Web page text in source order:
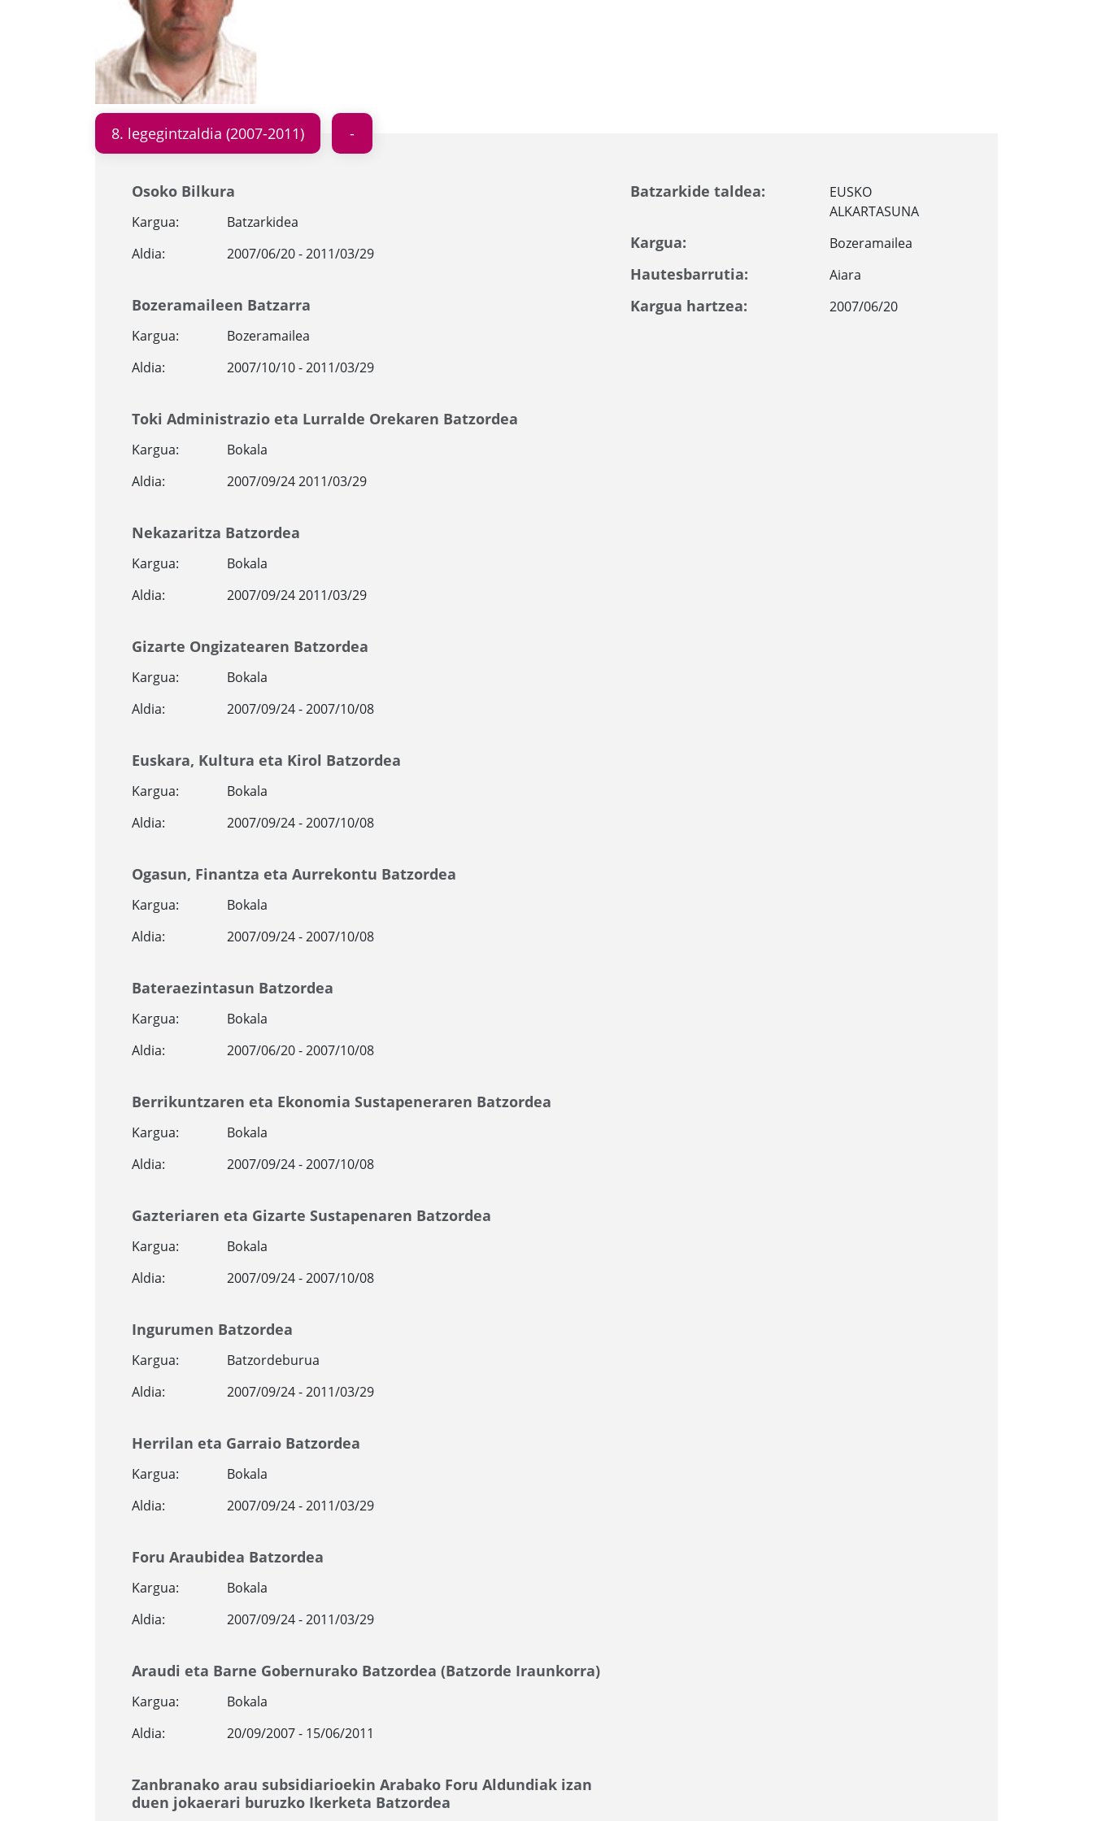
8. legegintzaldia (2007-2011)
Osoko Bilkura
Kargua:
Batzarkidea
Aldia:
2007/06/20 - 2011/03/29
Bozeramaileen Batzarra
Kargua:
Bozeramailea
Aldia:
2007/10/10 - 2011/03/29
Toki Administrazio eta Lurralde Orekaren Batzordea
Kargua:
Bokala
Aldia:
2007/09/24 2011/03/29
Nekazaritza Batzordea
Kargua:
Bokala
Aldia:
2007/09/24 2011/03/29
Gizarte Ongizatearen Batzordea
Kargua:
Bokala
Aldia:
2007/09/24 - 2007/10/08
Euskara, Kultura eta Kirol Batzordea
Kargua:
Bokala
Aldia:
2007/09/24 - 2007/10/08
Ogasun, Finantza eta Aurrekontu Batzordea
Kargua:
Bokala
Aldia:
2007/09/24 - 2007/10/08
Bateraezintasun Batzordea
Kargua:
Bokala
Aldia:
2007/06/20 - 2007/10/08
Berrikuntzaren eta Ekonomia Sustapeneraren Batzordea
Kargua:
Bokala
Aldia:
2007/09/24 - 2007/10/08
Gazteriaren eta Gizarte Sustapenaren Batzordea
Kargua:
Bokala
Aldia:
2007/09/24 - 2007/10/08
Ingurumen Batzordea
Kargua:
Batzordeburua
Aldia:
2007/09/24 - 2011/03/29
Herrilan eta Garraio Batzordea
Kargua:
Bokala
Aldia:
2007/09/24 - 2011/03/29
Foru Araubidea Batzordea
Kargua:
Bokala
Aldia:
2007/09/24 - 2011/03/29
Araudi eta Barne Gobernurako Batzordea (Batzorde Iraunkorra)
Kargua:
Bokala
Aldia:
20/09/2007 - 15/06/2011
Zanbranako arau subsidiarioekin Arabako Foru Aldundiak izan
duen jokaerari buruzko Ikerketa Batzordea
Batzarkide taldea:
EUSKO
ALKARTASUNA
Kargua: Bozeramailea
Hautesbarrutia: Aiara
Kargua hartzea: 2007/06/20